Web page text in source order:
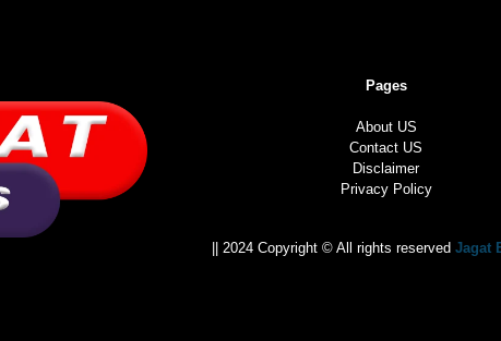
Pages
About US
Contact US
Disclaimer
Privacy Policy
|| 2024 Copyright © All rights reserved Jagat